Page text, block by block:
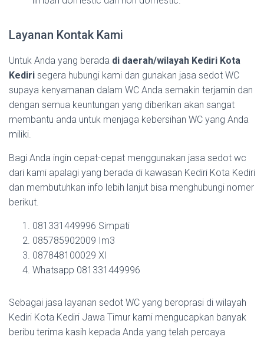
Layanan Kontak Kami
Untuk Anda yang berada di daerah/wilayah Kediri Kota
Kediri segera hubungi kami dan gunakan jasa sedot WC
supaya kenyamanan dalam WC Anda semakin terjamin dan
dengan semua keuntungan yang diberikan akan sangat
membantu anda untuk menjaga kebersihan WC yang Anda
miliki.
Bagi Anda ingin cepat-cepat menggunakan jasa sedot wc
dari kami apalagi yang berada di kawasan Kediri Kota Kediri
dan membutuhkan info lebih lanjut bisa menghubungi nomer
berikut.
081331449996 Simpati
085785902009 Im3
087848100029 Xl
Whatsapp 081331449996
Sebagai jasa layanan sedot WC yang beroprasi di wilayah
Kediri Kota Kediri Jawa Timur kami mengucapkan banyak
beribu terima kasih kepada Anda yang telah percaya